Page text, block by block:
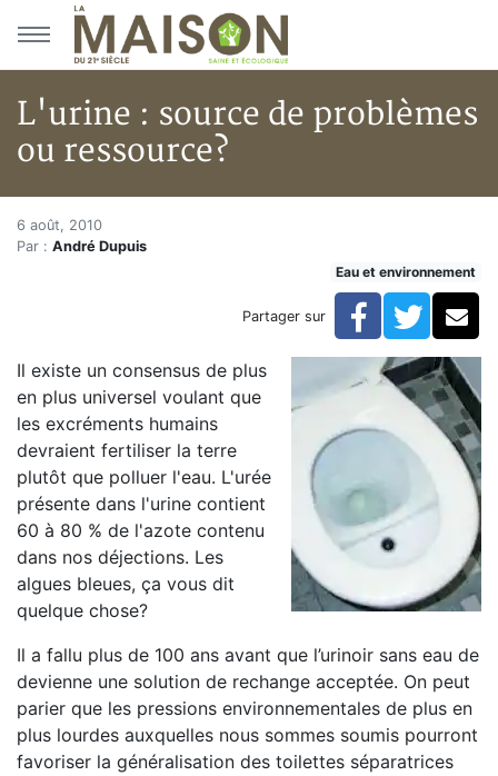
Aller au menu principal
Aller au contenu principal
L'urine : source de problèmes
ou ressource?
Accueil
Articles
L'urine : source de problèmes ou ressource?
L'urine : source de problèmes
6 août, 2010
Par : André Dupuis
Eau et environnement
Partager sur Facebook
Il existe un consensus de plus
en plus universel voulant que
les excréments humains
devraient fertiliser la terre
plutôt que polluer l'eau. L'urée
présente dans l'urine contient
60 à 80 % de l'azote contenu
dans nos déjections. Les
algues bleues, ça vous dit
quelque chose?
Il a fallu plus de 100 ans avant que l’urinoir sans eau de
devienne une solution de rechange acceptée. On peut
parier que les pressions environnementales de plus en
plus lourdes auxquelles nous sommes soumis pourront
favoriser la généralisation des toilettes séparatrices